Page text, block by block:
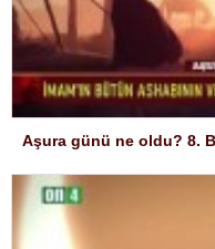
Aşura günü ne oldu? 8.